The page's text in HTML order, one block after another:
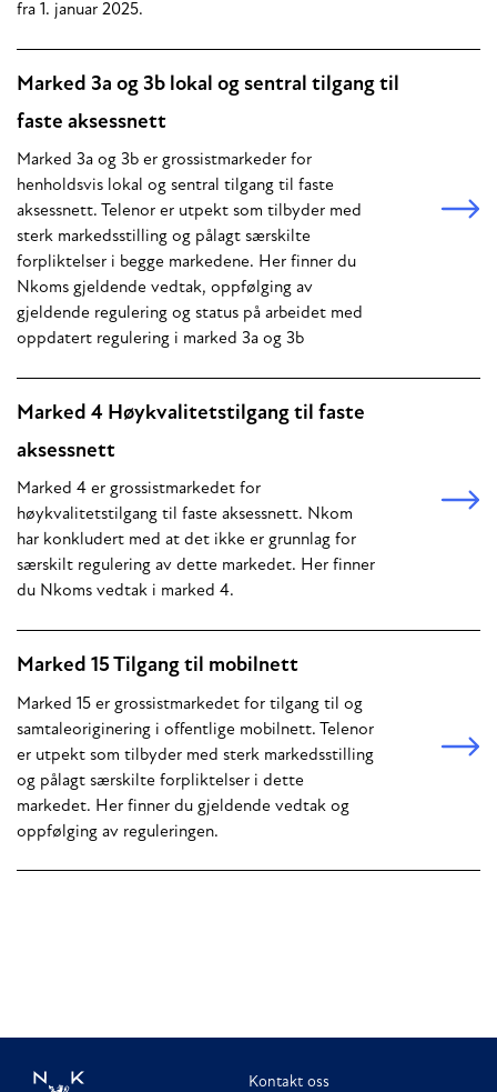
fra 1. januar 2025.
Marked 3a og 3b lokal og sentral tilgang til
faste aksessnett
Marked 3a og 3b er grossistmarkeder for
henholdsvis lokal og sentral tilgang til faste
aksessnett. Telenor er utpekt som tilbyder med
sterk markedsstilling og pålagt særskilte
forpliktelser i begge markedene. Her finner du
Nkoms gjeldende vedtak, oppfølging av
gjeldende regulering og status på arbeidet med
oppdatert regulering i marked 3a og 3b
Marked 4 Høykvalitetstilgang til faste
aksessnett
Marked 4 er grossistmarkedet for
høykvalitetstilgang til faste aksessnett. Nkom
har konkludert med at det ikke er grunnlag for
særskilt regulering av dette markedet. Her finner
du Nkoms vedtak i marked 4.
Marked 15 Tilgang til mobilnett
Marked 15 er grossistmarkedet for tilgang til og
samtaleoriginering i offentlige mobilnett. Telenor
er utpekt som tilbyder med sterk markedsstilling
og pålagt særskilte forpliktelser i dette
markedet. Her finner du gjeldende vedtak og
oppfølging av reguleringen.
Kontakt oss